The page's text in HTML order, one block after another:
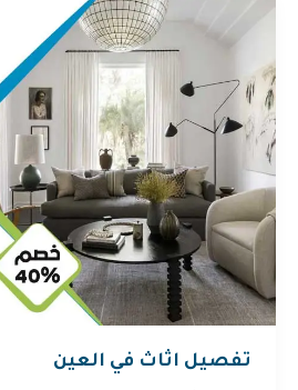
تفصيل اثاث في العين